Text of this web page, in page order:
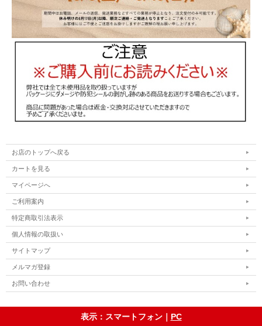
お店のトップへ戻る
カートを見る
マイページへ
ご利用案内
特定商取引法表示
個人情報の取扱い
サイトマップ
メルマガ登録
お問い合わせ
表示：スマートフォン｜ PC